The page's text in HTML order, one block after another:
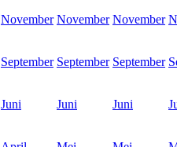
November November November
September September September
Juni Juni Juni